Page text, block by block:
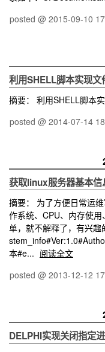
posted @ 2015-09-10
利用SHELL脚本实现文
摘要： 利用SHELL脚本
posted @ 2014-07-14
获取linux服务器基本信
摘要： 为了方便日常运
作系统、CPU、内存使
单，就不解释了，有兴
本#e... 阅读全文
posted @ 2013-12-12
DELPHI实现关闭指定